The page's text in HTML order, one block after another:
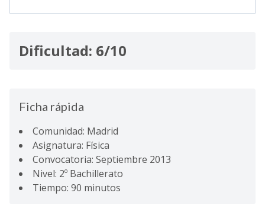
Dificultad: 6/10
Ficha rápida
Comunidad: Madrid
Asignatura: Física
Convocatoria: Septiembre 2013
Nivel: 2º Bachillerato
Tiempo: 90 minutos